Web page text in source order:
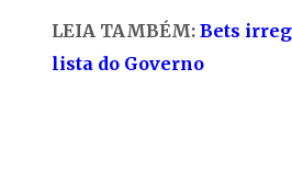
LEIA TAMBÉM: Bets
lista do Governo